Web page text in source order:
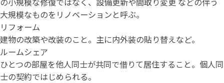
大規模なものをリノベーションと呼ぶ。
リフォーム
建物の改築や改装のこと。主に内外装の貼り替えなど。
ルームシェア
ひとつの部屋を他人同士が共同で借りて居住すること。個人同
士の契約ではじめられる。